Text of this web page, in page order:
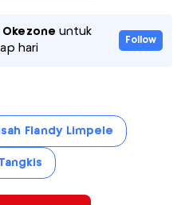
Okezone untuk
hari
Follow
Flandy Limpele